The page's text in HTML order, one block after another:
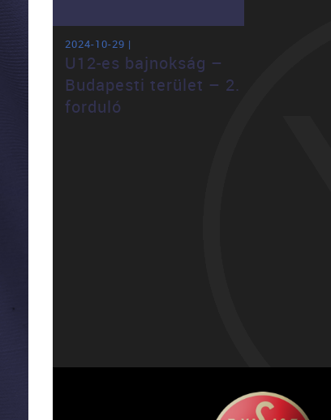
2024-10-29 |
U12-es bajnokság –
Budapesti terület – 2.
forduló